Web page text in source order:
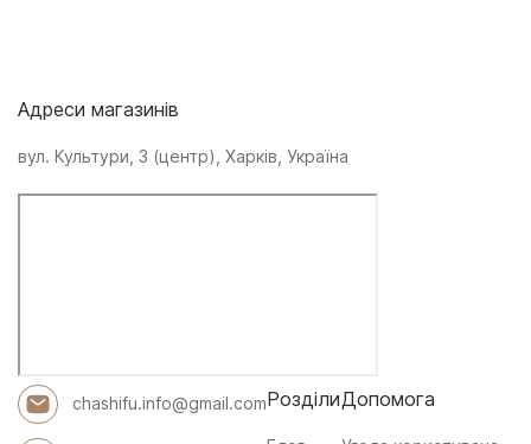
Адреси магазинів
вул. Культури, 3 (центр), Харків, Україна
chashifu.info@gmail.comРозділиДопомога